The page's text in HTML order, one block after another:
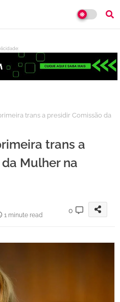
:
trans a presidir Comissão da
trans a
Mulher na
1 minute read
0